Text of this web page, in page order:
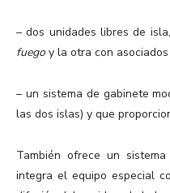
– dos unidades libres de
fuegoy la otra con
– un sistema de gabinete
las dos islas) y que
También ofrece un
integra el equipo especial